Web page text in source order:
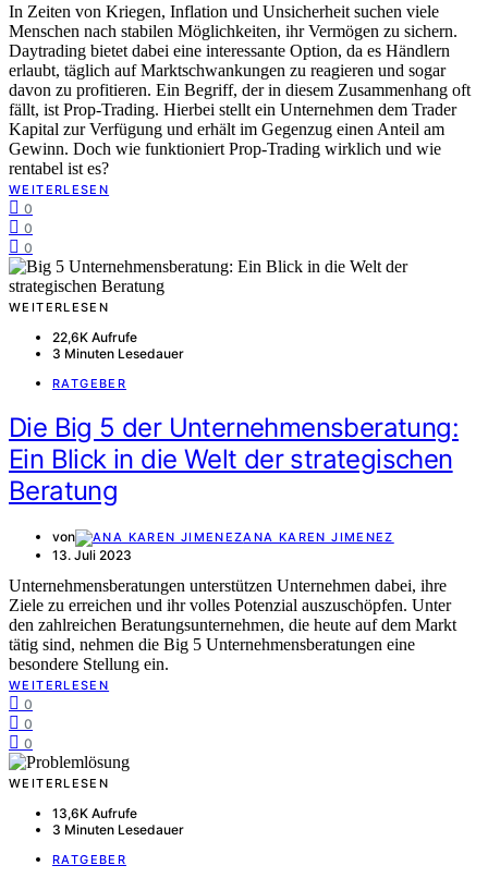
In Zeiten von Kriegen, Inflation und Unsicherheit suchen viele
Menschen nach stabilen Möglichkeiten, ihr Vermögen zu sichern.
Daytrading bietet dabei eine interessante Option, da es Händlern
erlaubt, täglich auf Marktschwankungen zu reagieren und sogar
davon zu profitieren. Ein Begriff, der in diesem Zusammenhang oft
fällt, ist Prop-Trading. Hierbei stellt ein Unternehmen dem Trader
Kapital zur Verfügung und erhält im Gegenzug einen Anteil am
Gewinn. Doch wie funktioniert Prop-Trading wirklich und wie
rentabel ist es?
WEITERLESEN
0
0
0
WEITERLESEN
22,6K Aufrufe
3 Minuten Lesedauer
RATGEBER
Die Big 5 der Unternehmensberatung:
Ein Blick in die Welt der strategischen
Beratung
von ANA KAREN JIMENEZ
13. Juli 2023
Unternehmensberatungen unterstützen Unternehmen dabei, ihre
Ziele zu erreichen und ihr volles Potenzial auszuschöpfen. Unter
den zahlreichen Beratungsunternehmen, die heute auf dem Markt
tätig sind, nehmen die Big 5 Unternehmensberatungen eine
besondere Stellung ein.
WEITERLESEN
0
0
0
WEITERLESEN
13,6K Aufrufe
3 Minuten Lesedauer
RATGEBER